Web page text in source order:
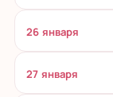
26 января
27 января